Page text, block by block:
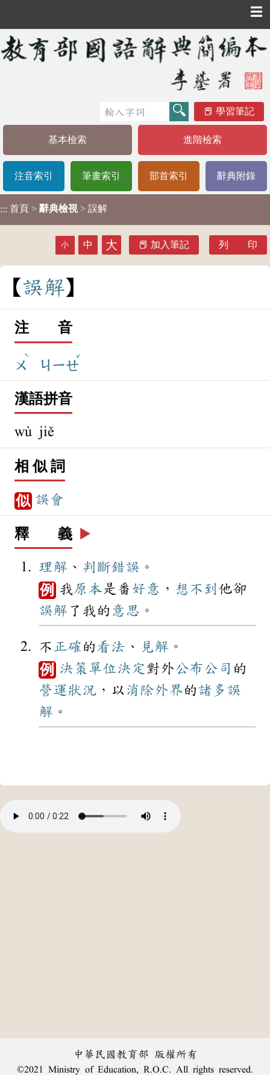
☰
學習筆記
基本檢索 進階檢索
注音索引 筆畫索引 部首索引 辭典附錄
::: 首頁 > 辭典檢視 > 誤解
小 中 大 加入筆記 列 印
誤解
注 音
ㄨ
ˋ
ㄐㄧㄝ
ˇ
漢語拼音
wù jiě
相 似 詞
似 誤會
釋 義 ▶️
理解 、 判斷錯誤 。
例 我原本是番 好意 ， 想不到 他卻
誤解 了我的 意思 。
不正確 的 看法 、 見解 。
例 決策 單位決定對外公布公司 的
營運狀況 ，以 消除外界的諸多 誤
解 。
中華民國教育部 版權所有
©2021 Ministry of Education, R.O.C. All rights reserved.